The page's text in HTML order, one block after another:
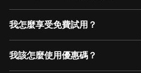
我怎麼享受免費試用？
我該怎麼使用優惠碼？